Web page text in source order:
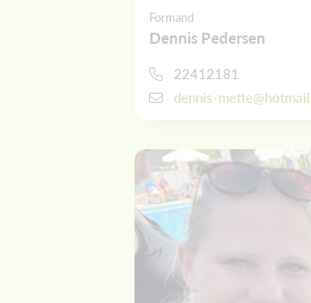
Formand
Dennis Pedersen
22412181
dennis-